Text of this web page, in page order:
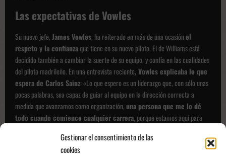
Gestionar el consentimiento de las
cookies
Las expectativas de Vowles
Su nuevo jefe,James Vowles, ha reiterado en más de una ocasiónel
respeto y la confianzaque tiene en su nuevo piloto. El de Williams está
decidido también a cambiar la suerte de su equipo, y confía en las cualidades
del piloto madrileño. En una entrevista reciente, Vowles explicaba lo que
espera de Carlos Sainz: «Lo que espero es un liderazgo que, con sólo unas
pocas palabras, sea capaz de guiar al equipo en la dirección correcta a
medida que avanzamos como organización,una persona que me lo dé
todo cuando comience cualquier carrera, porque estamos aquí para
Adrián de la Cruz, @adriaancb_